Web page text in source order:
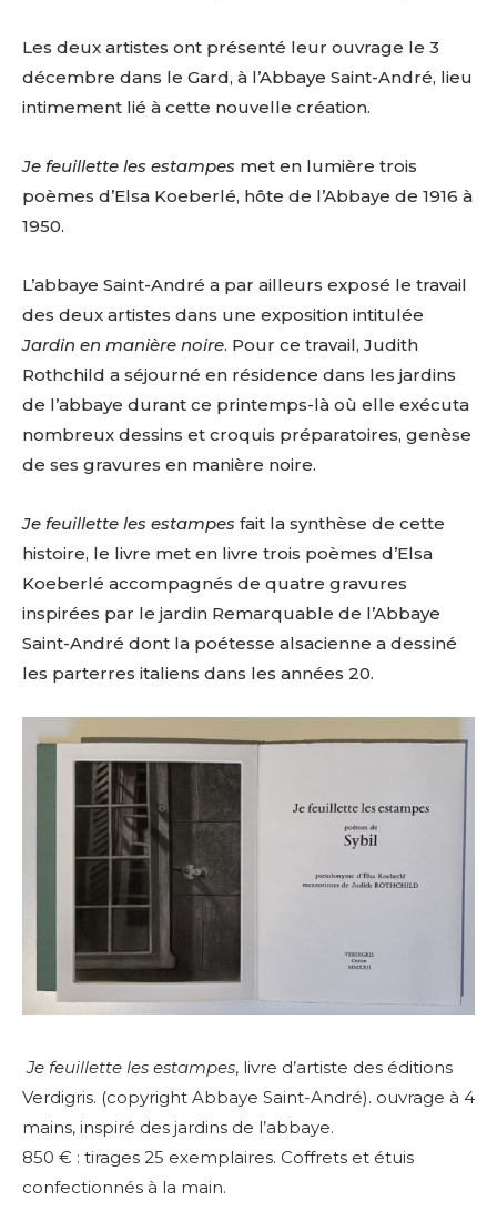
Les deux artistes ont présenté leur ouvrage le 3
décembre dans le Gard, à l’Abbaye Saint-André, lieu
intimement lié à cette nouvelle création.
Je feuillette les estampes met en lumière trois
poèmes d’Elsa Koeberlé, hôte de l’Abbaye de 1916 à
1950.
L’abbaye Saint-André a par ailleurs exposé le travail
des deux artistes dans une exposition intitulée
Jardin en manière noire. Pour ce travail, Judith
Rothchild a séjourné en résidence dans les jardins
de l’abbaye durant ce printemps-là où elle exécuta
nombreux dessins et croquis préparatoires, genèse
de ses gravures en manière noire.
Je feuillette les estampes fait la synthèse de cette
histoire, le livre met en livre trois poèmes d’Elsa
Koeberlé accompagnés de quatre gravures
inspirées par le jardin Remarquable de l’Abbaye
Saint-André dont la poétesse alsacienne a dessiné
les parterres italiens dans les années 20.
Je feuillette les estampes, livre d’artiste des éditions
Verdigris. (copyright Abbaye Saint-André). ouvrage à 4
mains, inspiré des jardins de l’abbaye.
850 € : tirages 25 exemplaires. Coffrets et étuis
confectionnés à la main.